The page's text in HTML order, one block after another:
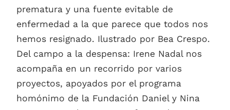
prematura y una fuente evitable de
enfermedad a la que parece que todos nos
hemos resignado. Ilustrado por Bea Crespo.
Del campo a la despensa: Irene Nadal nos
acompaña en un recorrido por varios
proyectos, apoyados por el programa
homónimo de la Fundación Daniel y Nina